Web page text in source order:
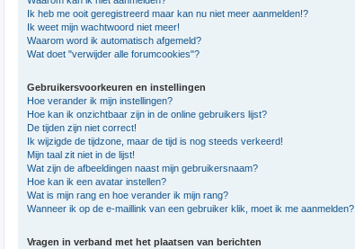
Ik heb me ooit geregistreerd maar kan nu niet meer aanmelden!?
Ik weet mijn wachtwoord niet meer!
Waarom word ik automatisch afgemeld?
Wat doet "verwijder alle forumcookies"?
Gebruikersvoorkeuren en instellingen
Hoe verander ik mijn instellingen?
Hoe kan ik onzichtbaar zijn in de online gebruikers lijst?
De tijden zijn niet correct!
Ik wijzigde de tijdzone, maar de tijd is nog steeds verkeerd!
Mijn taal zit niet in de lijst!
Wat zijn de afbeeldingen naast mijn gebruikersnaam?
Hoe kan ik een avatar instellen?
Wat is mijn rang en hoe verander ik mijn rang?
Wanneer ik op de e-maillink van een gebruiker klik, moet ik me aanmelden?
Vragen in verband met het plaatsen van berichten